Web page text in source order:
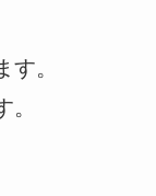
。